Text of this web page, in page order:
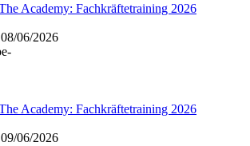
Academy: Fachkräftetraining 2026
06/2026
Academy: Fachkräftetraining 2026
06/2026